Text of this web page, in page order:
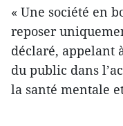
« Une société en
reposer
déclaré, appelant
du public dans
la santé mentale